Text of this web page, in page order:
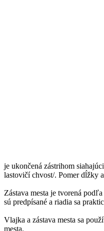
je ukončená zástrihom
lastovičí chvost/. Pomer dĺžky
Zástava mesta je tvorená
sú predpísané a riadia sa
Vlajka a zástava mesta sa
mesta.